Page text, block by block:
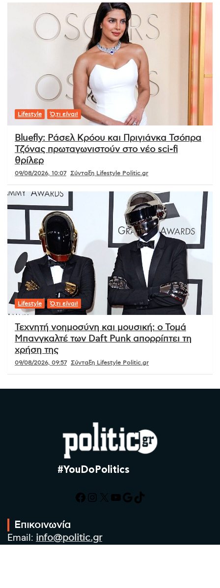
Lifestyle Ό,τι είναι!
Bluefly: Ράσελ Κρόου και Πριγιάνκα Τσόπρα
Τζόνας πρωταγωνιστούν στο νέο sci-fi
θρίλερ
09/08/2026, 10:07 Σύνταξη Lifestyle Politic.gr
Lifestyle Ό,τι είναι!
Τεχνητή νοημοσύνη και μουσική: ο Τομά
Μπανγκαλτέ των Daft Punk απορρίπτει τη
χρήση της
09/08/2026, 09:57 Σύνταξη Lifestyle Politic.gr
#YouDoPolitics
Facebook
Instagram
X YouTube
Google
TikTok
Επικοινωνία
Email: info@politic.gr